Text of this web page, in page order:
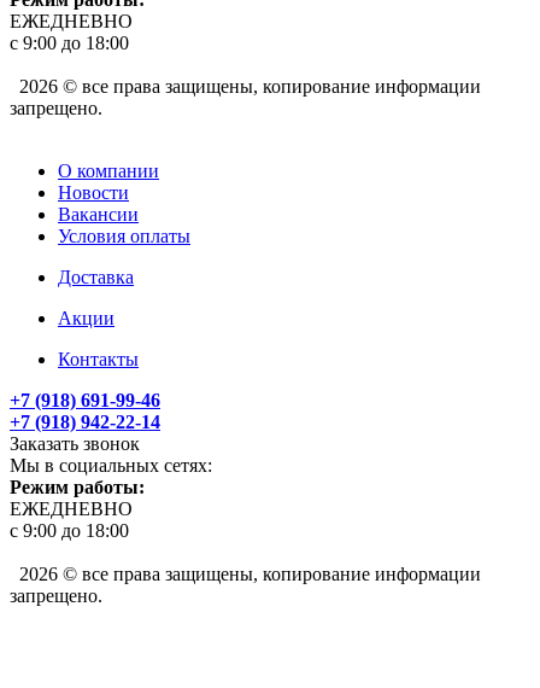
ЕЖЕДНЕВНО
с 9:00 до 18:00
2026 © все права защищены, копирование информации
запрещено.
О компании
Новости
Вакансии
Условия оплаты
Доставка
Акции
Контакты
+7 (918) 691-99-46
+7 (918) 942-22-14
Заказать звонок
Мы в социальных сетях:
Режим работы:
ЕЖЕДНЕВНО
с 9:00 до 18:00
2026 © все права защищены, копирование информации
запрещено.